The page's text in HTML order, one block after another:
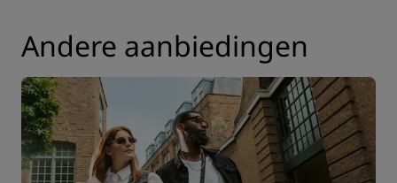
Andere aanbiedingen